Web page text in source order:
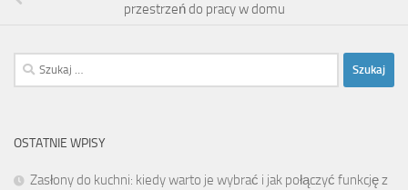
przestrzeń do pracy w domu
Szukaj:
OSTATNIE WPISY
Zasłony do kuchni: kiedy warto je wybrać i jak połączyć funkcję z